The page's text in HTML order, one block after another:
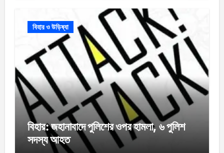
বিহার ও উড়িষ্যা
বিহার: জহানাবাদে পুলিশের ওপর হামলা, ৬ পুলিশ
সদস্য আহত